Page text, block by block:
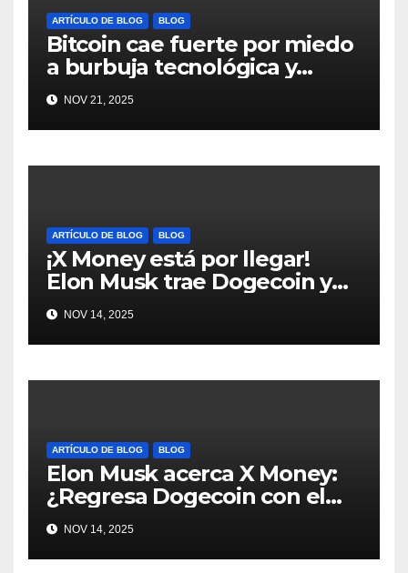
ARTÍCULO DE BLOG BLOG
Bitcoin cae fuerte por miedo
a burbuja tecnológica y
nervios en AI #crypto
#Bitcoin
NOV 21, 2025
ARTÍCULO DE BLOG BLOG
¡X Money está por llegar!
Elon Musk trae Dogecoin y
más al mundo de pagos
#Crypto #Dogecoin
NOV 14, 2025
ARTÍCULO DE BLOG BLOG
Elon Musk acerca X Money:
¿Regresa Dogecoin con el
nuevo pago nativo? #Cripto
#Dogecoin
NOV 14, 2025